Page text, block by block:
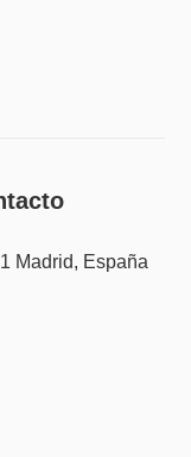
Madrid, España